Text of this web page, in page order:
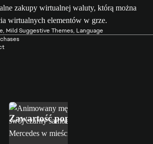
zakupy wirtualnej waluty, którą można
wirtualnych elementów w grze.
Mild Suggestive Themes, Language
Zawartość popremierowa